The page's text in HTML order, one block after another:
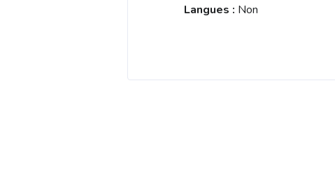
Langues : Non